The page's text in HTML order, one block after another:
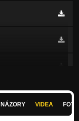
NÁZORY VIDEA